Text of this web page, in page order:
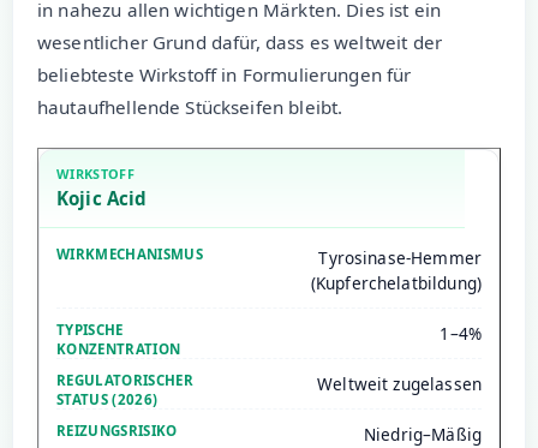
in nahezu allen wichtigen Märkten. Dies ist ein
wesentlicher Grund dafür, dass es weltweit der
beliebteste Wirkstoff in Formulierungen für
hautaufhellende Stückseifen bleibt.
Kojic Acid
Tyrosinase-Hemmer
(Kupferchelatbildung)
1–4%
Weltweit zugelassen
Niedrig–Mäßig